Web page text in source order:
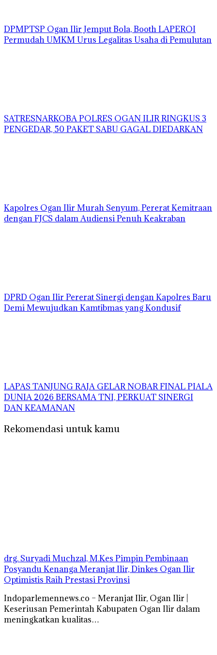
DPMPTSP Ogan Ilir Jemput Bola, Booth LAPEROI
Permudah UMKM Urus Legalitas Usaha di Pemulutan
SATRESNARKOBA POLRES OGAN ILIR RINGKUS 3
PENGEDAR, 50 PAKET SABU GAGAL DIEDARKAN
Kapolres Ogan Ilir Murah Senyum, Pererat Kemitraan
dengan FJCS dalam Audiensi Penuh Keakraban
DPRD Ogan Ilir Pererat Sinergi dengan Kapolres Baru
Demi Mewujudkan Kamtibmas yang Kondusif
LAPAS TANJUNG RAJA GELAR NOBAR FINAL PIALA
DUNIA 2026 BERSAMA TNI, PERKUAT SINERGI
DAN KEAMANAN
Rekomendasi untuk kamu
drg. Suryadi Muchzal, M.Kes Pimpin Pembinaan
Posyandu Kenanga Meranjat Ilir, Dinkes Ogan Ilir
Optimistis Raih Prestasi Provinsi
Indoparlemennews.co – Meranjat Ilir, Ogan Ilir |
Keseriusan Pemerintah Kabupaten Ogan Ilir dalam
meningkatkan kualitas…